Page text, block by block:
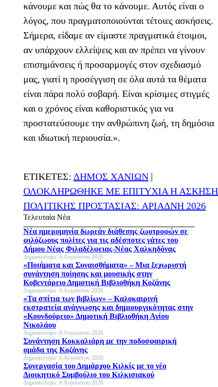
κάνουμε και πώς θα το κάνουμε. Αυτός είναι ο
λόγος, που πραγματοποιούνται τέτοιες ασκήσεις.
Σήμερα, είδαμε αν είμαστε πραγματικά έτοιμοι,
αν υπάρχουν ελλείψεις και αν πρέπει να γίνουν
επισημάνσεις ή προσαρμογές στον σχεδιασμό
μας, γιατί η προσέγγιση σε όλα αυτά τα θέματα
είναι πάρα πολύ σοβαρή. Είναι κρίσιμες στιγμές
και ο χρόνος είναι καθοριστικός για να
προστατεύσουμε την ανθρώπινη ζωή, τη δημόσια
και ιδιωτική περιουσία.».
ΕΤΙΚΕΤΕΣ: ΔΗΜΟΣ ΧΑΝΙΩΝ |
ΟΛΟΚΛΗΡΩΘΗΚΕ ΜΕ ΕΠΙΤΥΧΙΑ Η ΑΣΚΗΣΗ
ΠΟΛΙΤΙΚΗΣ ΠΡΟΣΤΑΣΙΑΣ: ΑΡΙΑΔΝΗ 2026
Τελευταία Νέα
Νέα ημερομηνία δωρεάν διάθεσης ζωοτροφών σε
φιλόζωους πολίτες για τις αδέσποτες γάτες του
Δήμου Νέας Φιλαδέλφειας-Νέας Χαλκηδόνας
Δημοσιεύτηκε: 6 Αυγούστου 2026
«Ποιήματα και Συναισθήματα» – Μια ξεχωριστή
συνάντηση ποίησης και μουσικής στην
Κοβεντάρειο Δημοτική Βιβλιοθήκη Κοζάνης
Δημοσιεύτηκε: 6 Αυγούστου 2026
«Τα σπίτια των βιβλίων» – Καλοκαιρινή
εκστρατεία ανάγνωσης και δημιουργικότητας στην
«Κουνδούρειο» Δημοτική Βιβλιοθήκη Αγίου
Νικολάου
Δημοσιεύτηκε: 6 Αυγούστου 2026
Συνάντηση Κοκκαλιάρη με την ποδοσφαιρική
ομάδα της Κοζάνης
Δημοσιεύτηκε: 6 Αυγούστου 2026
Συνεργασία του Δημάρχου Κιλκίς με το νέο
Διοικητικό Συμβούλιο του Κιλκισιακού
Δημοσιεύτηκε: 6 Αυγούστου 2026